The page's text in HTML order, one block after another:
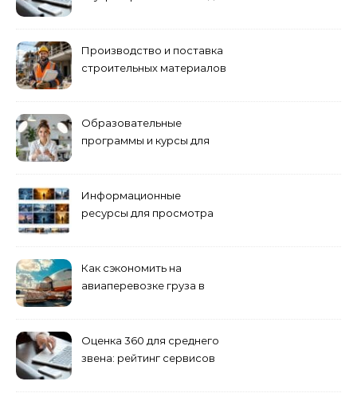
приобретения
Производство и поставка
строительных материалов
Образовательные
программы и курсы для
Информационные
ресурсы для просмотра
Как сэкономить на
авиаперевозке груза в
Оценка 360 для среднего
звена: рейтинг сервисов